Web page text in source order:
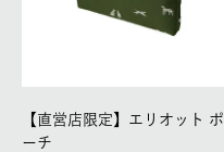
【直営店限定】エリオット ポ
ーチ